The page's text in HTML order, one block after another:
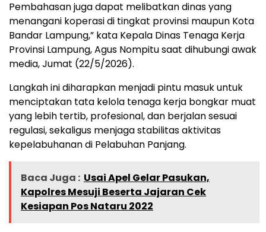
Pembahasan juga dapat melibatkan dinas yang
menangani koperasi di tingkat provinsi maupun Kota
Bandar Lampung,” kata Kepala Dinas Tenaga Kerja
Provinsi Lampung, Agus Nompitu saat dihubungi awak
media, Jumat (22/5/2026).
Langkah ini diharapkan menjadi pintu masuk untuk
menciptakan tata kelola tenaga kerja bongkar muat
yang lebih tertib, profesional, dan berjalan sesuai
regulasi, sekaligus menjaga stabilitas aktivitas
kepelabuhanan di Pelabuhan Panjang.
Baca Juga : Usai Apel Gelar Pasukan,
Kapolres Mesuji Beserta Jajaran Cek
Kesiapan Pos Nataru 2022